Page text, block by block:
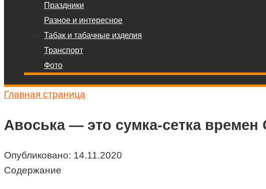
Праздники
Разное и интересное
Табак и табачные изделия
Транспорт
Фото
Главная страница
Авоська — это сумка-сетка
Опубликовано: 14.11.2020
Содержание